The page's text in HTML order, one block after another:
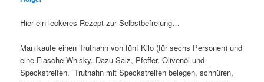
Hier ein leckeres Rezept zur Selbstbefreiung…
Man kaufe einen Truthahn von fünf Kilo (für sechs Personen) und
eine Flasche Whisky. Dazu Salz, Pfeffer, Olivenöl und
Speckstreifen. Truthahn mit Speckstreifen belegen, schnüren,